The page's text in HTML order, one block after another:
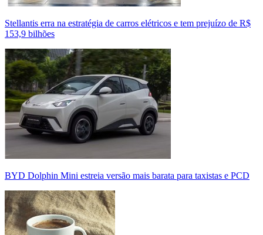
Stellantis erra na estratégia de carros elétricos e tem prejuízo de R$
153,9 bilhões
BYD Dolphin Mini estreia versão mais barata para taxistas e PCD